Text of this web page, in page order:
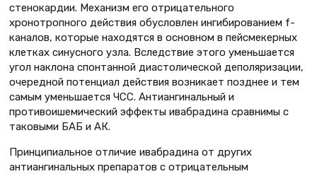
стенокардии. Механизм его отрицательного
хронотропного действия обусловлен ингибированием f-
каналов, которые находятся в основном в пейсмекерных
клетках синусного узла. Вследствие этого уменьшается
угол наклона спонтанной диастолической деполяризации,
очередной потенциал действия возникает позднее и тем
самым уменьшается ЧСС. Антиангинальный и
противоишемический эффекты ивабрадина сравнимы с
таковыми БАБ и АК.
Принципиальное отличие ивабрадина от других
антиангинальных препаратов с отрицательным